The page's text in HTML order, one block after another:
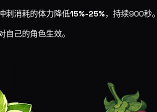
刺消耗的体力降低15%-25%，持续900秒
自己的角色生效。